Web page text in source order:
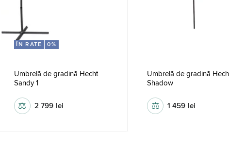
ÎN RATE 0%
Umbrelă de gradină Hecht
Sandy 1
2 799 lei
⚖
Umbrelă de gradină
Shadow
1 459 lei
⚖